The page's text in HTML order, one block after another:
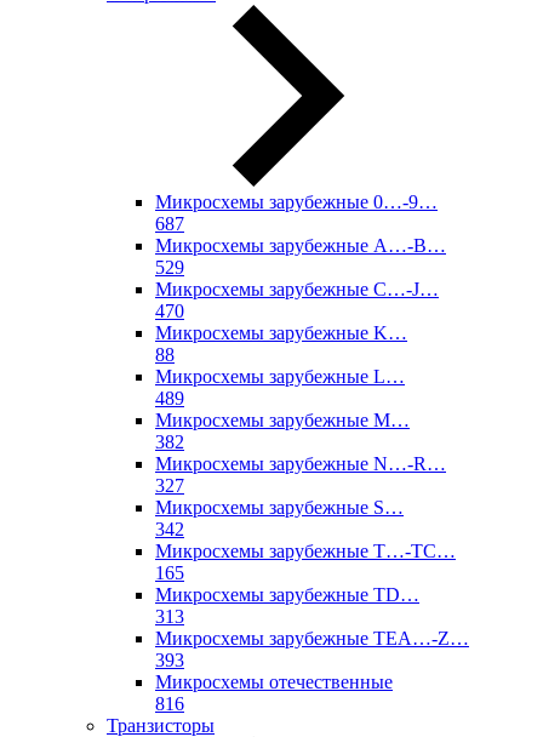
Микросхемы зарубежные 0…-9…
687
Микросхемы зарубежные A…-B…
529
Микросхемы зарубежные C…-J…
470
Микросхемы зарубежные K…
88
Микросхемы зарубежные L…
489
Микросхемы зарубежные M…
382
Микросхемы зарубежные N…-R…
327
Микросхемы зарубежные S…
342
Микросхемы зарубежные T…-TC…
165
Микросхемы зарубежные TD…
313
Микросхемы зарубежные TEA…-Z…
393
Микросхемы отечественные
816
Транзисторы